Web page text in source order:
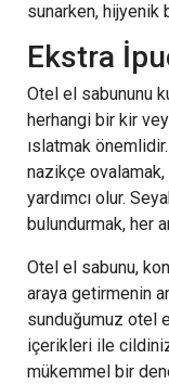
sunarken, hijyenik
Ekstra
Otel el sabununu
herhangi bir kir
ıslatmak
nazikçe
yardımcı olur.
bulundurmak, her
Otel el sabunu,
araya getirmenin
sunduğumuz otel
içerikleri ile
mükemmel bir